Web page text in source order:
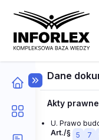
Dane
Akty
U. Prawo
Art./§
5 7